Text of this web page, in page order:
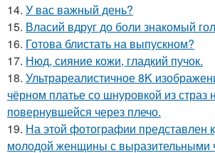
14. У вас важный день?
15. Власий вдруг до боли знакомый
16. Готова блистать на выпускном?
17. Нюд, сияние кожи, гладкий пучок.
18. Ультрареалистичное 8K
чёрном платье со шнуровкой из страз
повернувшейся через плечо.
19. На этой фотографии представлен
молодой женщины с выразительными